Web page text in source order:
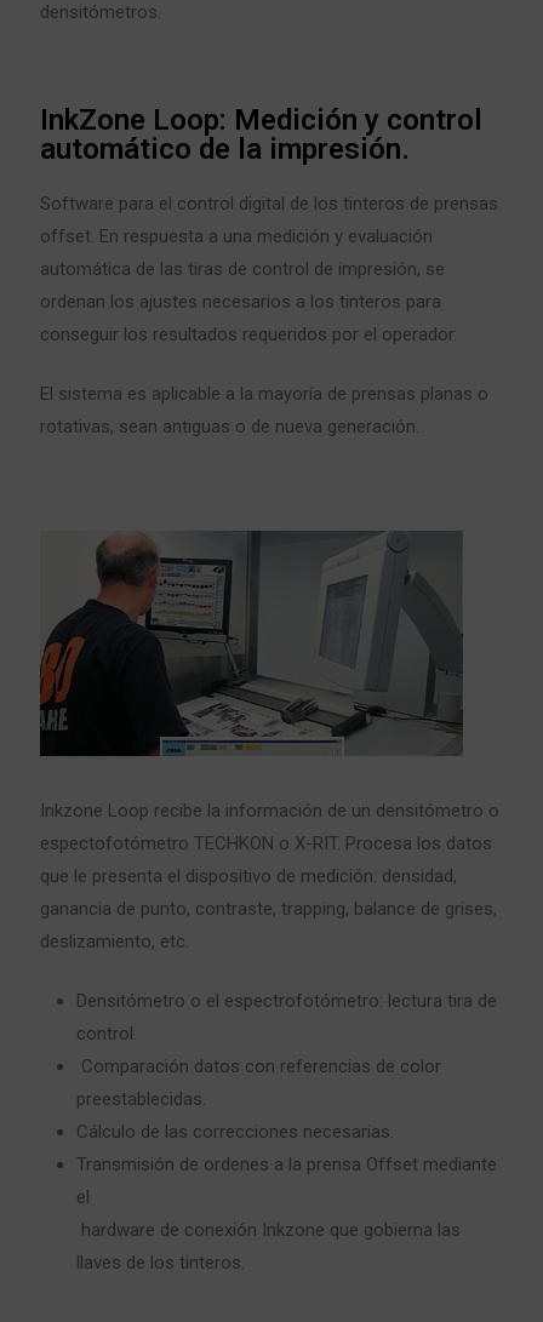
densitómetros.
InkZone Loop: Medición y control
automático de la impresión.
Software para el control digital de lostinteros de prensas
offset. En respuesta a una medición y evaluación
automática de las tiras de control de impresión, se
ordenan los ajustes necesarios a los tinteros para
conseguir los resultados requeridos por el operador.
El sistema es aplicable a la mayoría de prensas planas o
rotativas, sean antiguas o de nueva generación.
Inkzone Loop recibe la información de un densitómetro o
espectofotómetro TECHKON o X-RIT. Procesa los datos
que le presenta el dispositivo de medición: densidad,
ganancia de punto, contraste, trapping, balance de grises,
deslizamiento, etc.
Densitómetro o el espectrofotómetro: lectura tira de
control.
Comparación datos con referencias de color
preestablecidas.
Cálculo de las correcciones necesarias.
Transmisión de ordenes a la prensa Offset mediante
el
hardware de conexión Inkzone que gobierna las
llaves de los tinteros.